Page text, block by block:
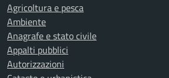
Agricoltura e pesca
Ambiente
Anagrafe e stato civile
Appalti pubblici
Autorizzazioni